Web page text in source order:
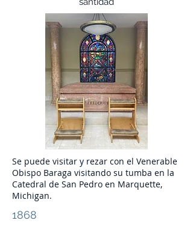
Se puede visitar y rezar con el Venerable
Obispo Baraga visitando su tumba en la
Catedral de San Pedro en Marquette,
Michigan.
1868